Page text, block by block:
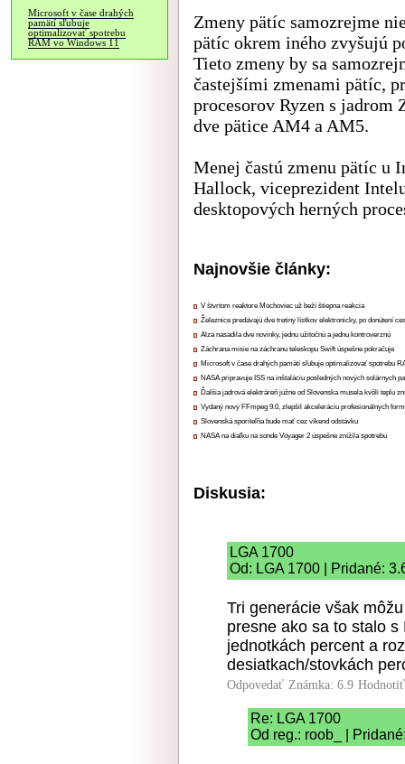
Microsoft v čase drahých
pamätí sľubuje
optimalizovať spotrebu
RAM vo Windows 11
Zmeny pätíc samozrejme
pätíc okrem iného zvyšujú
Tieto zmeny by sa
častejšími zmenami pätíc,
procesorov Ryzen s jadrom
dve pätice AM4 a AM5.
Menej častú zmenu pätíc u
Hallock, viceprezident
desktopových herných
Najnovšie články:
V štvrtom reaktore Mochoviec už beží štiepna reakcia
Železnice predávajú dve tretiny lístkov elektronicky, po donútení
Alza nasadila dve novinky, jednu užitočnú a jednu kontroverznú
Záchrana misie na záchranu teleskopu Swift úspešne pokračuje
Microsoft v čase drahých pamätí sľubuje optimalizovať spotrebu
NASA pripravuje ISS na inštaláciu posledných nových solárnych
Ďalšia jadrová elektráreň južne od Slovenska musela kvôli teplu
Vydaný nový FFmpeg 9.0, zlepšil akceleráciu profesionálnych
Slovenská sporiteľňa bude mať cez víkend odstávku
NASA na diaľku na sonde Voyager 2 úspešne znížila spotrebu
Diskusia:
LGA 1700
Od: LGA 1700 | Pridané:
Tri generácie však
presne ako sa to stalo
jednotkách percent a
desiatkach/stovkách
Odpovedať Známka: 6.9
Re: LGA 1700
Od reg.: roob_ |